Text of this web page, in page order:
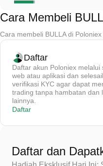
Cara Membeli
Cara membeli BULLA di
Daftar
Daftar akun Poloniex melalui
web atau aplikasi dan
verifikasi KYC agar dapat
trading tanpa hambatan dan
lainnya.
Daftar
Daftar dan